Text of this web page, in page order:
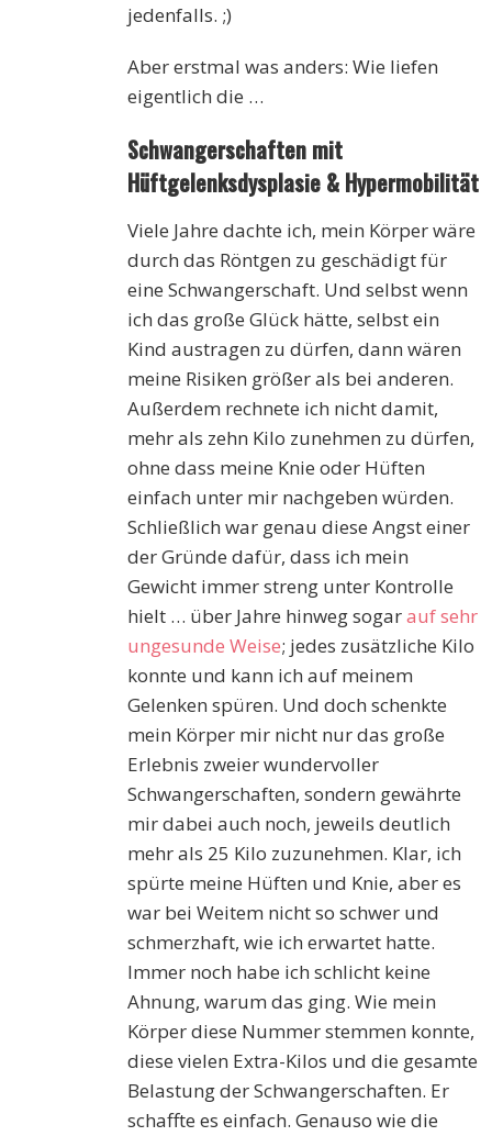
jedenfalls. ;)
Aber erstmal was anders: Wie liefen
eigentlich die …
Schwangerschaften mit
Hüftgelenksdysplasie & Hypermobilität
Viele Jahre dachte ich, mein Körper wäre
durch das Röntgen zu geschädigt für
eine Schwangerschaft. Und selbst wenn
ich das große Glück hätte, selbst ein
Kind austragen zu dürfen, dann wären
meine Risiken größer als bei anderen.
Außerdem rechnete ich nicht damit,
mehr als zehn Kilo zunehmen zu dürfen,
ohne dass meine Knie oder Hüften
einfach unter mir nachgeben würden.
Schließlich war genau diese Angst einer
der Gründe dafür, dass ich mein
Gewicht immer streng unter Kontrolle
hielt … über Jahre hinweg sogarauf sehr
ungesunde Weise; jedes zusätzliche Kilo
konnte und kann ich auf meinem
Gelenken spüren. Und doch schenkte
mein Körper mir nicht nur das große
Erlebnis zweier wundervoller
Schwangerschaften, sondern gewährte
mir dabei auch noch, jeweils deutlich
mehr als 25 Kilo zuzunehmen. Klar, ich
spürte meine Hüften und Knie, aber es
war bei Weitem nicht so schwer und
schmerzhaft, wie ich erwartet hatte.
Immer noch habe ich schlicht keine
Ahnung, warum das ging. Wie mein
Körper diese Nummer stemmen konnte,
diese vielen Extra-Kilos und die gesamte
Belastung der Schwangerschaften. Er
schaffte es einfach. Genauso wie die